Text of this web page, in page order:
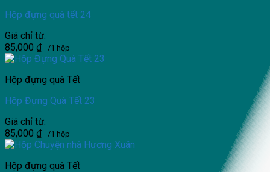
Hộp đựng quà tết 24
Giá chỉ từ:
85,000 ₫ /1 hộp
Hộp đựng quà Tết
Hộp Đựng Quà Tết 23
Giá chỉ từ:
85,000 ₫ /1 hộp
Hộp đựng quà Tết